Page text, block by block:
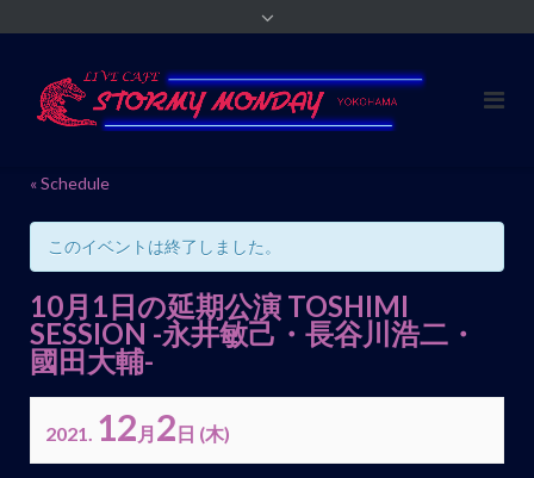
« Schedule
このイベントは終了しました。
10月1日の延期公演 TOSHIMI
SESSION -永井敏己・長谷川浩二・
國田大輔-
2021. 12 月 2日 (木)